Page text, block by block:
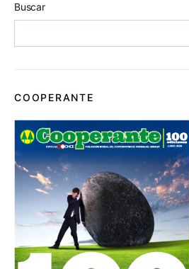
Buscar
COOPERANTE